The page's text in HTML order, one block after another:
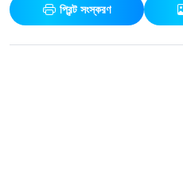
প্রিন্ট সংস্করণ